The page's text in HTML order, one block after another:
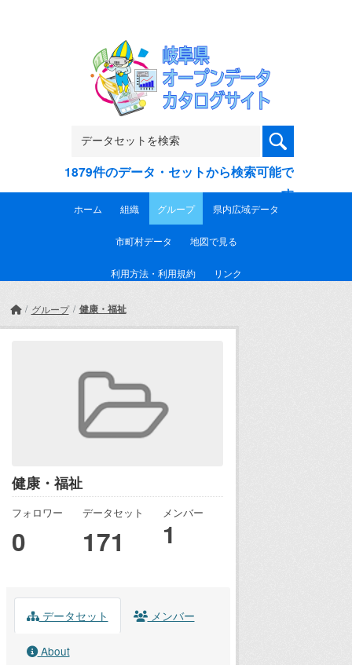
1879件のデータ・セットから検索可能で
す
ホーム 組織 グループ 県内広域データ
市町村データ 地図で見る
利用方法・利用規約 リンク
グループ 健康・福祉
健康・福祉
フォロワー
0
データセット
171
メンバー
1
データセット メンバー
About